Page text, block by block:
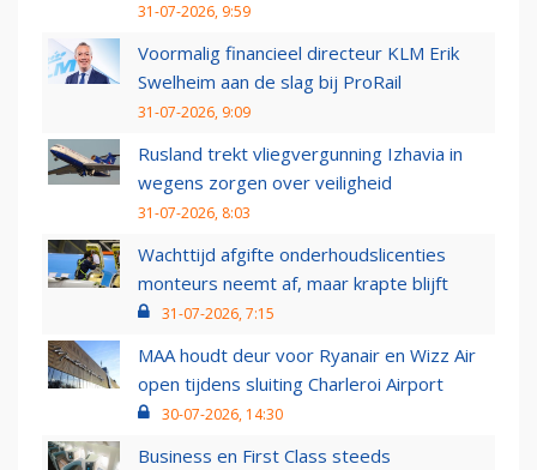
31-07-2026, 9:59
Voormalig financieel directeur KLM Erik
Swelheim aan de slag bij ProRail
31-07-2026, 9:09
Rusland trekt vliegvergunning Izhavia in
wegens zorgen over veiligheid
31-07-2026, 8:03
Wachttijd afgifte onderhoudslicenties
monteurs neemt af, maar krapte blijft
31-07-2026, 7:15
MAA houdt deur voor Ryanair en Wizz Air
open tijdens sluiting Charleroi Airport
30-07-2026, 14:30
Business en First Class steeds